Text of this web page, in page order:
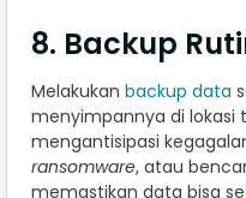
8. Backup
Melakukan backup data
menyimpannya di lokasi
mengantisipasi
ransomware, atau
memastikan data bisa